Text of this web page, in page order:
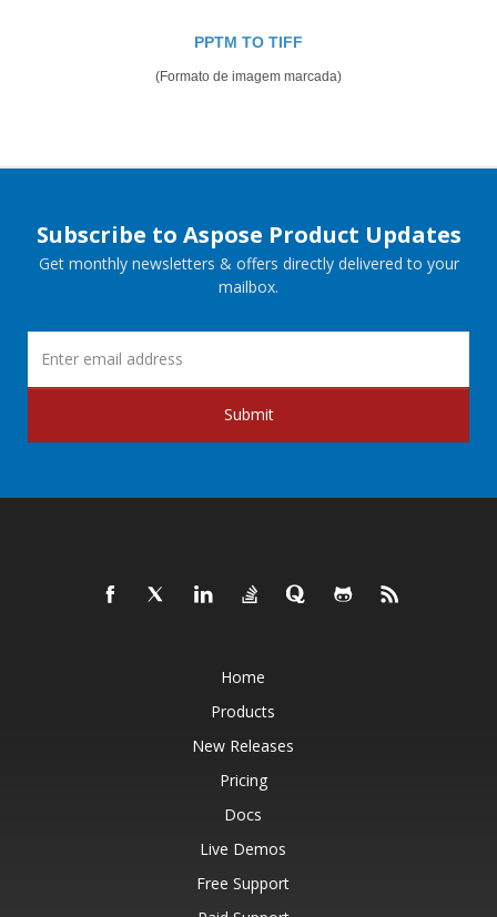
PPTM TO TIFF
(Formato de imagem marcada)
Subscribe to Aspose Product Updates
Get monthly newsletters & offers directly delivered to your
mailbox.
Submit
Home
Products
New Releases
Pricing
Docs
Live Demos
Free Support